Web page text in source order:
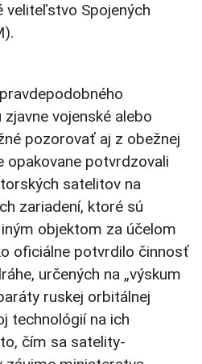
veliteľstvo Spojených
vojenské alebo
pozorovať aj z obežnej
opakovane potvrdzovali
satelitov na
zariadení, ktoré sú
objektom za účelom
oficiálne potvrdilo činnosť
určených na „výskum
ruskej orbitálnej
technológií na ich
čím sa satelity-